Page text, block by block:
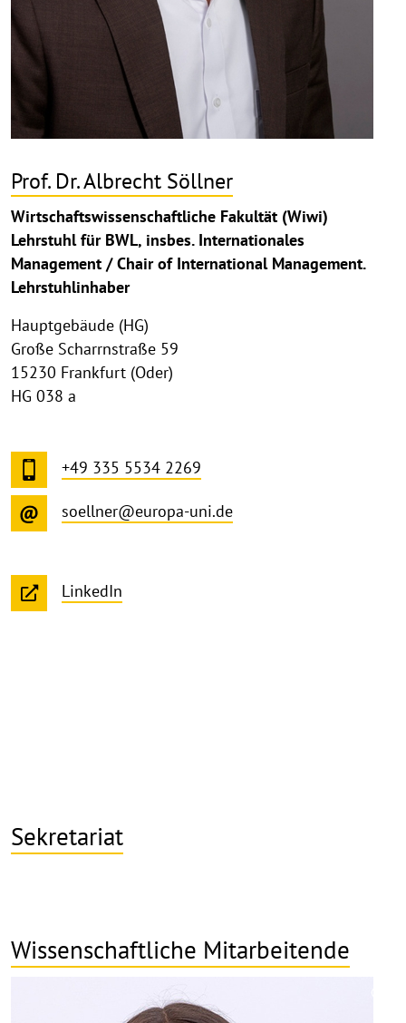
Prof. Dr. Albrecht Söllner
Wirtschaftswissenschaftliche Fakultät (Wiwi)
Lehrstuhl für BWL, insbes. Internationales
Management / Chair of International Management.
Lehrstuhlinhaber
Hauptgebäude (HG)
Große Scharrnstraße 59
15230 Frankfurt (Oder)
HG 038 a
+49 335 5534 2269
soellner@europa-uni.de
LinkedIn
Sekretariat
Wissenschaftliche Mitarbeitende